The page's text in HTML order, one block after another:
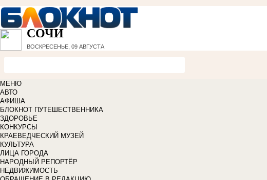
СОЧИ
ВОСКРЕСЕНЬЕ, 09 АВГУСТА
МЕНЮ
АВТО
АФИША
БЛОКНОТ ПУТЕШЕСТВЕННИКА
ЗДОРОВЬЕ
КОНКУРСЫ
КРАЕВЕДЧЕСКИЙ МУЗЕЙ
КУЛЬТУРА
ЛИЦА ГОРОДА
НАРОДНЫЙ РЕПОРТЁР
НЕДВИЖИМОСТЬ